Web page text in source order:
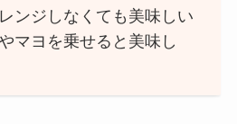
ンジしなくても美味しい
マヨを乗せると美味し